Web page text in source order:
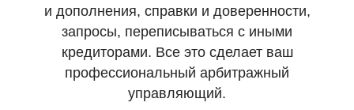
и дополнения, справки и доверенности,
запросы, переписываться с иными
кредиторами. Все это сделает ваш
профессиональный арбитражный
управляющий.